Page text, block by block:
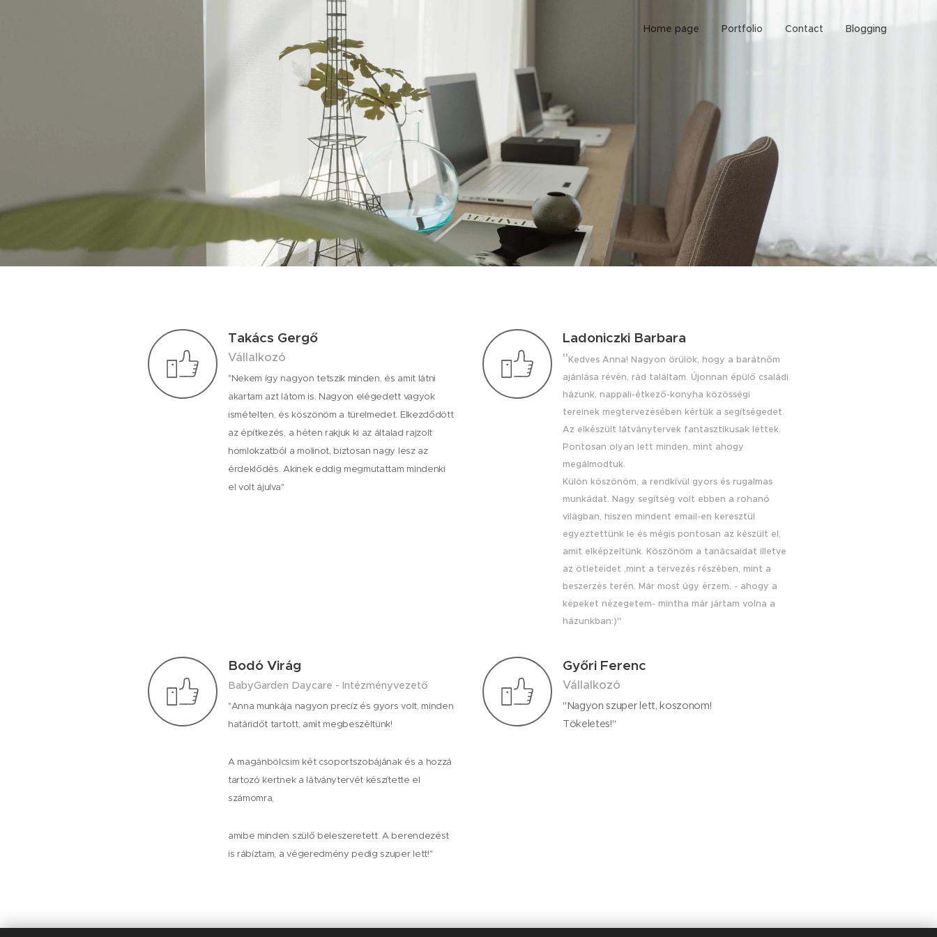
Home page Portfolio Contact Blogging
Takács Gergő
Vállalkozó
"Nekem így nagyon tetszik minden, és amit látni
akartam azt látom is. Nagyon elégedett vagyok
ismételten, és köszönöm a türelmedet. Elkezdődött
az építkezés, a héten rakjuk ki az általad rajzolt
homlokzatból a molinot, biztosan nagy lesz az
érdeklődés. Akinek eddig megmutattam mindenki
el volt ájulva"
Ladoniczki Barbara
"Kedves Anna! Nagyon örülök, hogy a barátnőm
ajánlása révén, rád találtam. Újonnan épülő családi
házunk, nappali-étkező-konyha közösségi
tereinek megtervezésében kértük a segítségedet.
Az elkészült látványtervek fantasztikusak lettek.
Pontosan olyan lett minden, mint ahogy
megálmodtuk.
Külön köszönöm, a rendkívül gyors és rugalmas
munkádat. Nagy segítség volt ebben a rohanó
világban, hiszen mindent email-en keresztül
egyeztettünk le és mégis pontosan az készült el,
amit elképzeltünk. Köszönöm a tanácsaidat illetve
az ötleteidet ,mint a tervezés részében, mint a
beszerzés terén. Már most úgy érzem, - ahogy a
képeket nézegetem- mintha már jártam volna a
házunkban:)"
Bodó Virág
BabyGarden Daycare - Intézményvezető
"Anna munkája nagyon precíz és gyors volt, minden
határidőt tartott, amit megbeszèltünk!
A magánbölcsim két csoportszobájának és a hozzá
tartozó kertnek a látványtervét készítette el
számomra,
amibe minden szülő beleszeretett. A berendezést
is rábíztam, a végeredmény pedig szuper lett!"
Győri Ferenc
Vállalkozó
"Nagyon szuper lett, koszonom!
Tökeletes!"